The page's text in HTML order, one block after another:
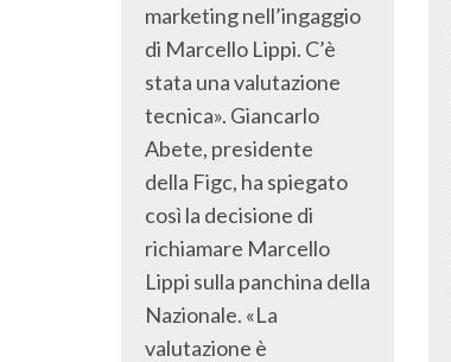
marketing nell’ingaggio
di Marcello Lippi. C’è
stata una valutazione
tecnica». Giancarlo
Abete, presidente
della Figc, ha spiegato
così la decisione di
richiamare Marcello
Lippi sulla panchina della
Nazionale. «La
valutazione è